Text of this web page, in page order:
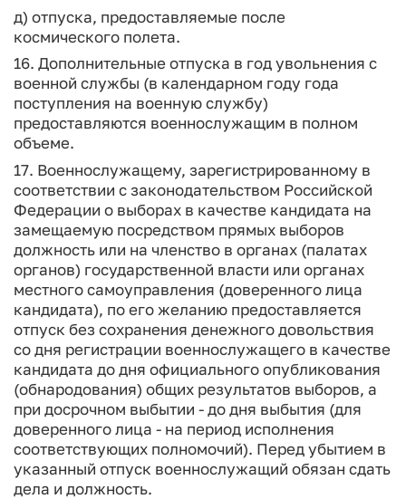
д) отпуска, предоставляемые после
космического полета.
16. Дополнительные отпуска в год увольнения с
военной службы (в календарном году года
поступления на военную службу)
предоставляются военнослужащим в полном
объеме.
17. Военнослужащему, зарегистрированному в
соответствии с законодательством Российской
Федерации о выборах в качестве кандидата на
замещаемую посредством прямых выборов
должность или на членство в органах (палатах
органов) государственной власти или органах
местного самоуправления (доверенного лица
кандидата), по его желанию предоставляется
отпуск без сохранения денежного довольствия
со дня регистрации военнослужащего в качестве
кандидата до дня официального опубликования
(обнародования) общих результатов выборов, а
при досрочном выбытии - до дня выбытия (для
доверенного лица - на период исполнения
соответствующих полномочий). Перед убытием в
указанный отпуск военнослужащий обязан сдать
дела и должность.